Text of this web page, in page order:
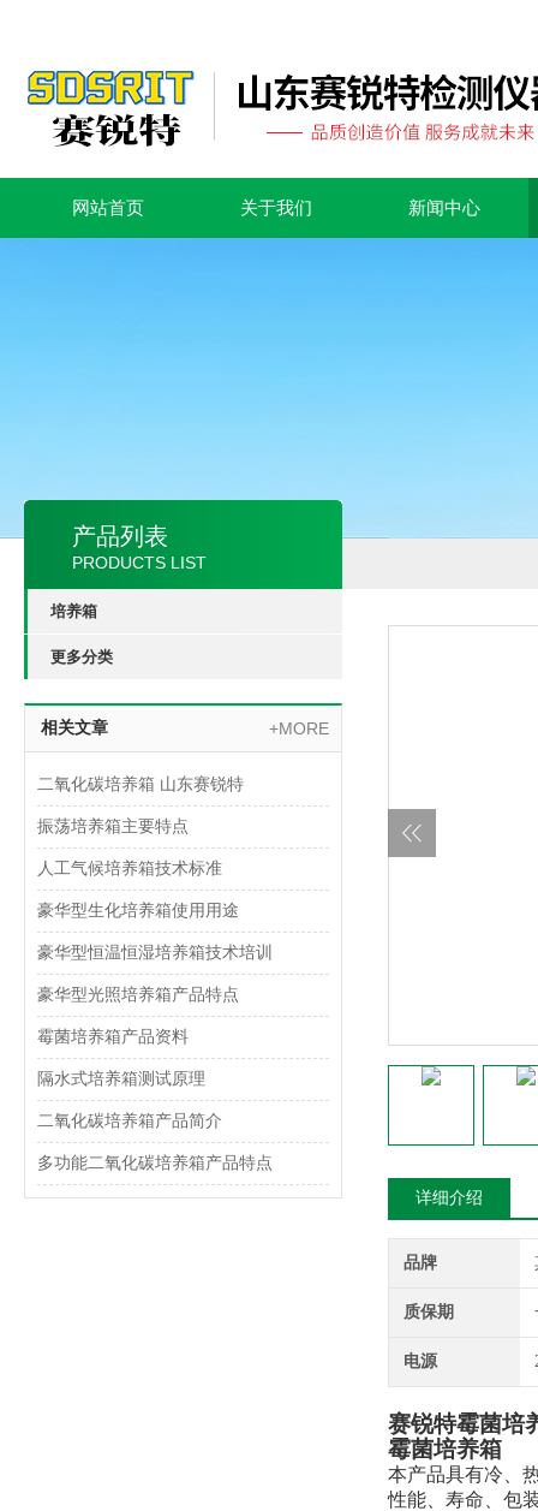
网站首页 关于我们 新闻中心
产品列表
PRODUCTS LIST
培养箱
更多分类
相关文章 +MORE
二氧化碳培养箱 山东赛锐特
振荡培养箱主要特点
人工气候培养箱技术标准
豪华型生化培养箱使用用途
豪华型恒温恒湿培养箱技术培训
豪华型光照培养箱产品特点
霉菌培养箱产品资料
隔水式培养箱测试原理
二氧化碳培养箱产品简介
多功能二氧化碳培养箱产品特点
详细介绍
品牌
质保期
电源
赛锐特霉菌培
霉菌培养箱
本产品具有冷、
性能、寿命、包